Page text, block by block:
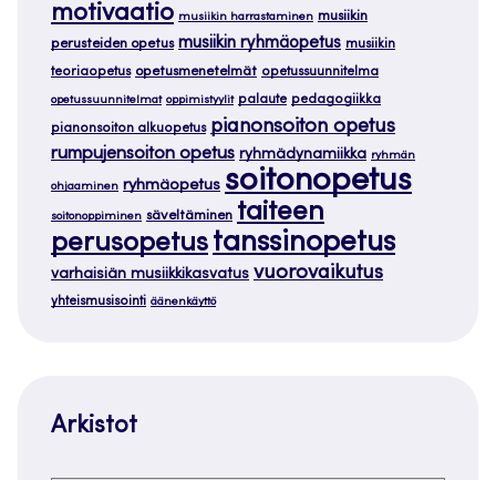
motivaatio musiikin harrastaminen musiikin
perusteiden opetus musiikin ryhmäopetus musiikin
teoriaopetus opetusmenetelmät opetussuunnitelma
opetussuunnitelmat oppimistyylit palaute pedagogiikka
pianonsoiton alkuopetus pianonsoiton opetus
rumpujensoiton opetus ryhmädynamiikka ryhmän
ohjaaminen ryhmäopetus soitonopetus
soitonoppiminen säveltäminen taiteen
perusopetus tanssinopetus
varhaisiän musiikkikasvatus vuorovaikutus
yhteismusisointi äänenkäyttö
Arkistot